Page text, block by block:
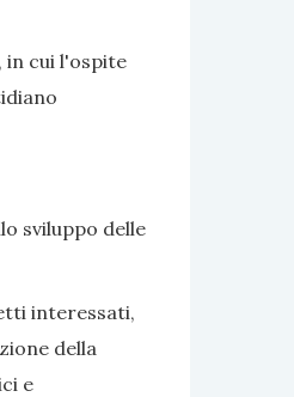
in cui l'ospite
sviluppo delle
interessati,
della
e